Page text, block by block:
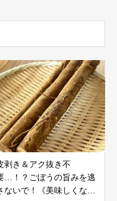
剥き＆アク抜き不
…！？ごぼうの旨みを逃
ないで！《美味しくなる